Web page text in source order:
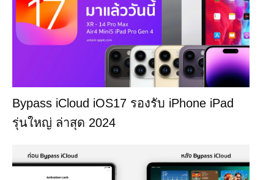
Bypass iCloud iOS17 รองรับ iPhone iPad
รุ่นใหญ่ ล่าสุด 2024